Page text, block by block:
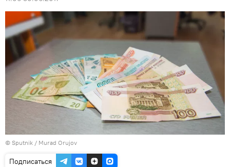
© Sputnik / Murad Orujov
Подписаться